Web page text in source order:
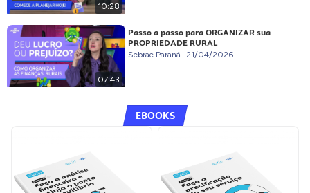
10:28
07:43
Passo a passo para ORGANIZAR sua
PROPRIEDADE RURAL
Sebrae Paraná 21/04/2026
EBOOKS